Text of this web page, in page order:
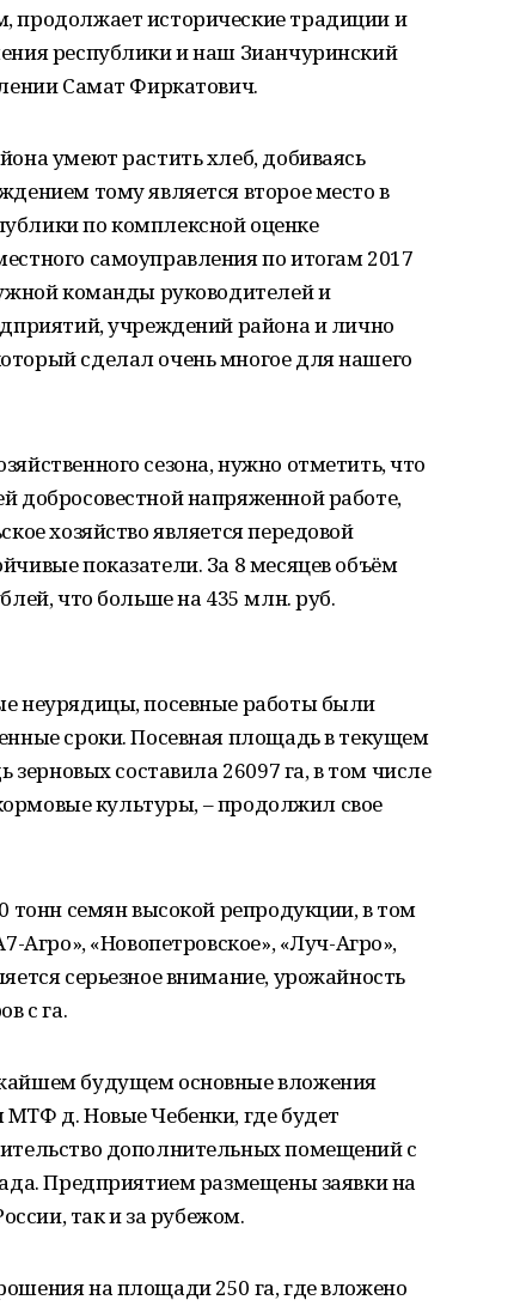
продолжает исторические традиции и
республики и наш Зианчуринский
Самат Фиркатович.
умеют растить хлеб, добиваясь
тому является второе место в
по комплексной оценке
самоуправления по итогам 2017
команды руководителей и
учреждений района и лично
сделал очень многое для нашего
сезона, нужно отметить, что
добросовестной напряженной работе,
хозяйство является передовой
показатели. За 8 месяцев объём
что больше на 435 млн. руб.
неурядицы, посевные работы были
сроки. Посевная площадь в текущем
зерновых составила 26097 га, в том числе
культуры, – продолжил свое
тонн семян высокой репродукции, в том
«Новопетровское», «Луч-Агро»,
серьезное внимание, урожайность
с га.
будущем основные вложения
д. Новые Чебенки, где будет
дополнительных помещений с
Предприятием размещены заявки на
так и за рубежом.
на площади 250 га, где вложено